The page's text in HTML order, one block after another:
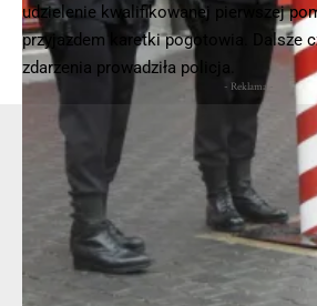
udzielenie kwalifikowanej pierwszej
przyjazdem karetki pogotowia. Dalsze
zdarzenia prowadziła policja.
- Reklama -